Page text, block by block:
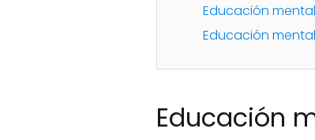
Educación
Educación
Educación